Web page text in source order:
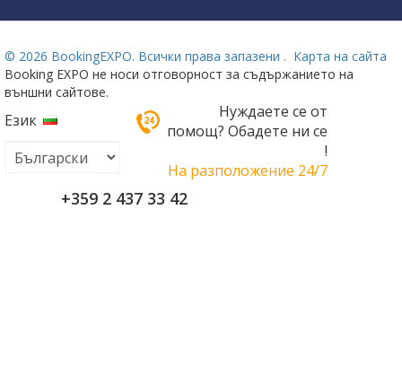
© 2026 BookingEXPO. Всички права запазени . Карта на сайта
Booking EXPO не носи отговорност за съдържанието на
външни сайтове.
Език
Нуждаете се от
помощ? Обадете ни се
!
На разположение 24/7
+359 2 437 33 42